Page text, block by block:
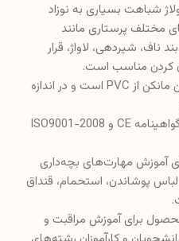
شباهت بسیاری به نوزاد
مختلف پرستاری مانند
ناف، شیردهی، لاواژ، قرار
کردن مناسب است.
جنس این مانکن از PVC است و در اندازه
این محصول دارای گواهینامه CE و ISO9001-2008
آموزش مهارت‌های بچه‌داری
پوشاندن، استحمام، قنداق
برای آموزش مراقبت و